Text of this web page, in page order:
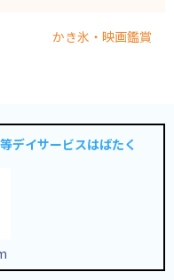
かき氷・映画鑑賞
デイサービスはばたく